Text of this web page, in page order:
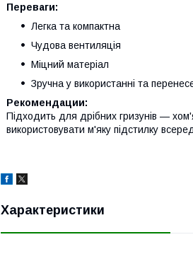
Переваги:
Легка та компактна
Чудова вентиляція
Міцний матеріал
Зручна у використанні та
Рекомендации:
Підходить для дрібних гризунів —
використовувати м'яку підстилку
Характеристики